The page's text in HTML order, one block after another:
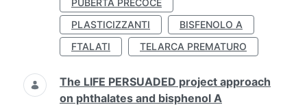
PUBERTÀ PRECOCE
PLASTICIZZANTI
BISFENOLO A
FTALATI
TELARCA PREMATURO
The LIFE PERSUADED project approach
on phthalates and bisphenol A